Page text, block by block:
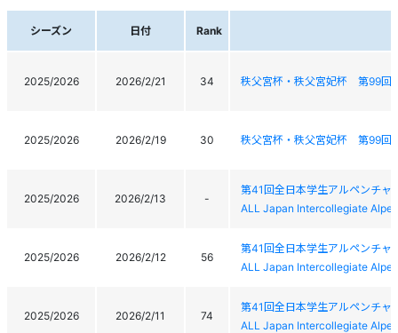
シーズン 日付 Rank
2025/2026 2026/2/21 34 秩父宮杯・秩父宮妃杯 第99回
2025/2026 2026/2/19 30 秩父宮杯・秩父宮妃杯 第99回
2025/2026 2026/2/13 -
第41回全日本学生アルペンチャ
ALL Japan Intercollegiate
2025/2026 2026/2/12 56
第41回全日本学生アルペンチャ
ALL Japan Intercollegiate
2025/2026 2026/2/11 74
第41回全日本学生アルペンチャ
ALL Japan Intercollegiate